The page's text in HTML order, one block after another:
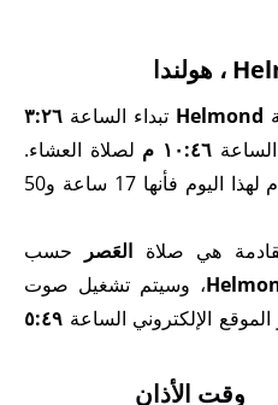
Helmond تبداء الساعة ٣:٢٦
١٠:٤٦ م
لصلاة العشاء.
وبنسبة إلى عدد ساعات الصيام لهذا اليوم فأنها 17 ساعة و50
هي صلاة العَصر
حسب
، وسيتم تشغيل صوت
الإلكتروني الساعة ٥:٤٩
وقت الأذان